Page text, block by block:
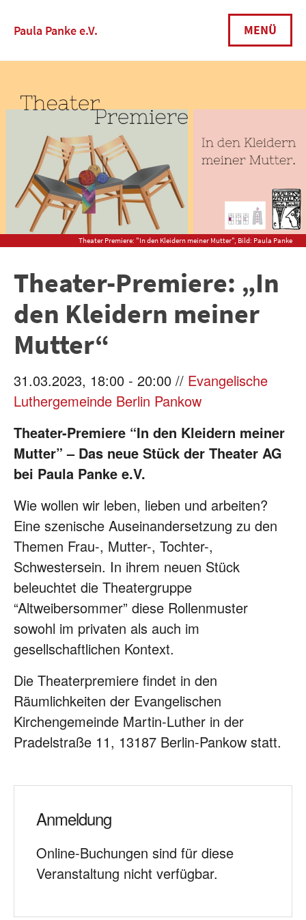
Paula Panke e.V. MENÜ
Theater Premiere: "In den Kleidern meiner Mutter", Bild: Paula Panke
Theater-Premiere: „In
den Kleidern meiner
Mutter“
31.03.2023, 18:00 - 20:00 // Evangelische
Luthergemeinde Berlin Pankow
Theater-Premiere “In den Kleidern meiner
Mutter” – Das neue Stück der Theater AG
bei Paula Panke e.V.
Wie wollen wir leben, lieben und arbeiten?
Eine szenische Auseinandersetzung zu den
Themen Frau-, Mutter-, Tochter-,
Schwestersein. In ihrem neuen Stück
beleuchtet die Theatergruppe
“Altweibersommer” diese Rollenmuster
sowohl im privaten als auch im
gesellschaftlichen Kontext.
Die Theaterpremiere findet in den
Räumlichkeiten der Evangelischen
Kirchengemeinde Martin-Luther in der
Pradelstraße 11, 13187 Berlin-Pankow statt.
Anmeldung
Online-Buchungen sind für diese
Veranstaltung nicht verfügbar.